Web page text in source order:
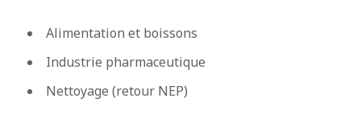
Alimentation et boissons
Industrie pharmaceutique
Nettoyage (retour NEP)